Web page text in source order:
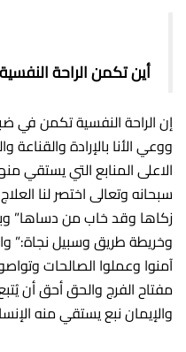
أين تكمن الراحة
إن الراحة النفسية تكمن في
ووعي الأنا بالإرادة والقناعة
الاعلى المنابع التي يستقي
سبحانه وتعالى اختصر لنا
زكاها وقد خاب من دساها”
وخريطة طريق وسبيل نجاة:”
آمنوا وعملوا الصالحات
مفتاح الفرج والحق أحق أن
والإيمان نبع يستقي منه